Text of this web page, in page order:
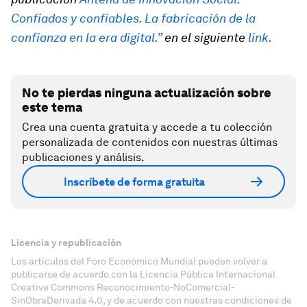
Confiados y confiables. La fabricación de la
confianza en la era digital.”en el siguiente link.
No te pierdas ninguna actualización sobre
este tema
Crea una cuenta gratuita y accede a tu colección
personalizada de contenidos con nuestras últimas
publicaciones y análisis.
Inscríbete de forma gratuita
Licencia y republicación
Los artículos del Foro Económico Mundial pueden volver a
publicarse de acuerdo con la Licencia Pública Internacional
Creative Commons Reconocimiento-NoComercial-
SinObraDerivada 4.0, y de acuerdo con nuestras condiciones de